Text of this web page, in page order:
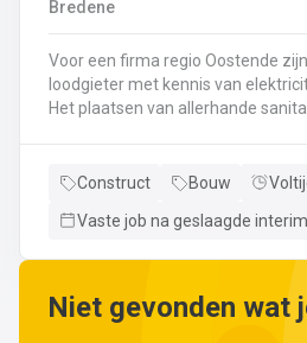
wijzigingen aan leidingen
Bredene
Voor een firma regio Oostende
loodgieter met kennis van elektriciteit. Wat ga je
Het plaatsen van allerhande
sanitaire toestellenBij Klanten
Neem gerust de vacature even
Construct Bouw
Vaste job na geslaagde
Niet gevonden wat